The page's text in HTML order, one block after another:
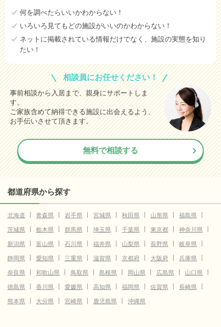
何を調べたらいいかわからない！
いろいろ見てもどの施設がいいのかわからない！
ネットに掲載されている情報だけでなく、施設の実態を知り
たい！
相談員にお任せください！
事前相談から入居まで、親身にサポートしま
す。
ご家族含めて納得できる施設に出会えるよう、
お手伝いさせて頂きます。
無料で相談する
都道府県から探す
北海道 青森県 岩手県 宮城県 秋田県 山形県
福島県
茨城県
栃木県 群馬県 埼玉県 千葉県 東京都
神奈川県
新潟県
富山県 石川県 福井県 山梨県 長野県
岐阜県
静岡県
愛知県 三重県 滋賀県 京都府 大阪府
兵庫県
奈良県
和歌山県 鳥取県 島根県 岡山県 広島県
山口県
徳島県
香川県 愛媛県 高知県 福岡県 佐賀県
長崎県
熊本県
大分県 宮崎県 鹿児島県 沖縄県